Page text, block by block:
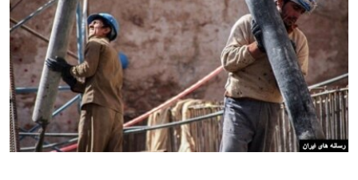
فرهنگ و زندگی
حقوق شهروندی
اقتصادی
علم و فناوری
اسرائیل در جنگ
مستندها
انتخابات ریاست جمهوری آمریکا ۲۰۲۴
حمله جمهوری اسلامی به اسرائیل
رمز مهسا
ورزش زنان در ایران
دنبال کنید
زبانهای مختلف